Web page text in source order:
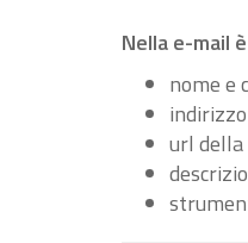
Nella e-mail
nome e
url della